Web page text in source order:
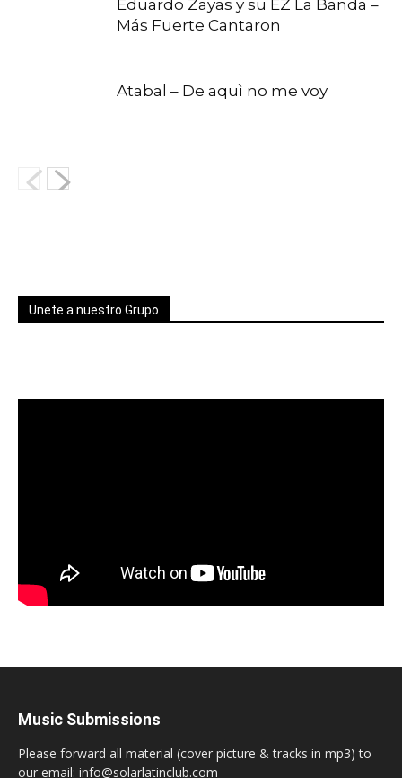
Eduardo Zayas y su EZ La Banda –
Más Fuerte Cantaron
Atabal – De aquì no me voy
Unete a nuestro Grupo
Music Submissions
Please forward all material (cover picture & tracks in mp3) to
our email: info@solarlatinclub.com